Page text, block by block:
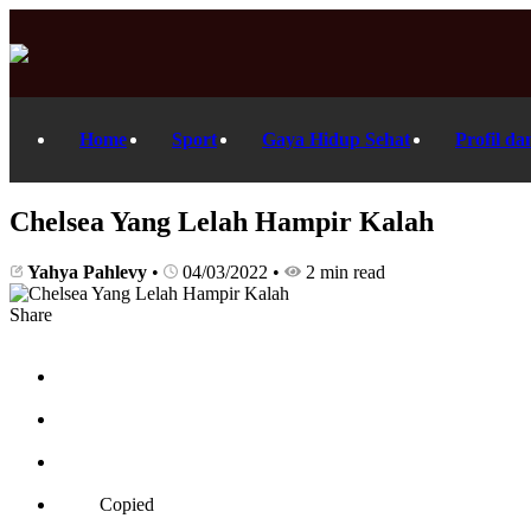
Home Sport Gaya Hidup Sehat Profil
Chelsea Yang Lelah Hampir Kalah
Yahya Pahlevy • 04/03/2022 • 2 min read
Share
Copied